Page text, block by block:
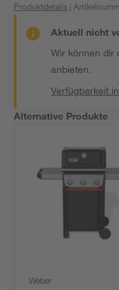
Produktdetails |
Aktuell nicht
Wir können dir
anbieten.
Verfügbarkeit
Alternative Produkte
Weber